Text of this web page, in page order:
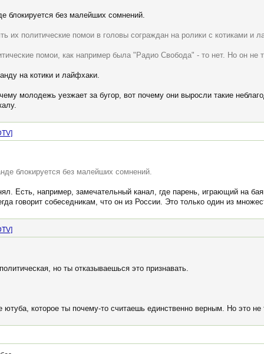
блокируется без малейших сомнений.
их политические помои в головы сограждан на ролики с котиками и
помои, как например была "Радио Свобода" - то нет. Но он не
на котики и лайфхаки.
молодежь уезжает за бугор, вот почему они выросли такие
блокируется без малейших сомнений.
Есть, например, замечательный канал, где парень, играющий на
говорит собеседникам, что он из России. Это только один из
но ты отказываешься это признавать.
ютуба, которое ты почему-то считаешь единственно верным. Но это не